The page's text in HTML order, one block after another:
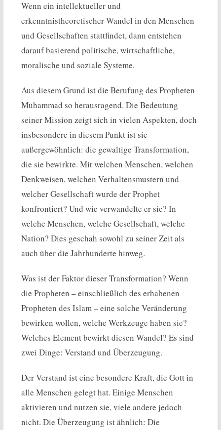
Wenn ein intellektueller und
erkenntnistheoretischer Wandel in den Menschen
und Gesellschaften stattfindet, dann entstehen
darauf basierend politische, wirtschaftliche,
moralische und soziale Systeme.
Aus diesem Grund ist die Berufung des Propheten
Muhammad so herausragend. Die Bedeutung
seiner Mission zeigt sich in vielen Aspekten, doch
insbesondere in diesem Punkt ist sie
außergewöhnlich: die gewaltige Transformation,
die sie bewirkte. Mit welchen Menschen, welchen
Denkweisen, welchen Verhaltensmustern und
welcher Gesellschaft wurde der Prophet
konfrontiert? Und wie verwandelte er sie? In
welche Menschen, welche Gesellschaft, welche
Nation? Dies geschah sowohl zu seiner Zeit als
auch über die Jahrhunderte hinweg.
Was ist der Faktor dieser Transformation? Wenn
die Propheten – einschließlich des erhabenen
Propheten des Islam – eine solche Veränderung
bewirken wollen, welche Werkzeuge haben sie?
Welches Element bewirkt diesen Wandel? Es sind
zwei Dinge: Verstand und Überzeugung.
Der Verstand ist eine besondere Kraft, die Gott in
alle Menschen gelegt hat. Einige Menschen
aktivieren und nutzen sie, viele andere jedoch
nicht. Die Überzeugung ist ähnlich: Die